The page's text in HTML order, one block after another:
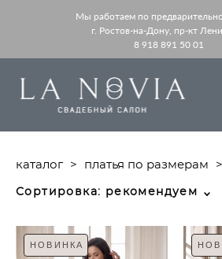
Мы работаем по
г. Ростов-на-Дону, пр-кт
8 918 891 50 01
каталог > платья по размерам >
Сортировка: рекомендуем
НОВИНКА